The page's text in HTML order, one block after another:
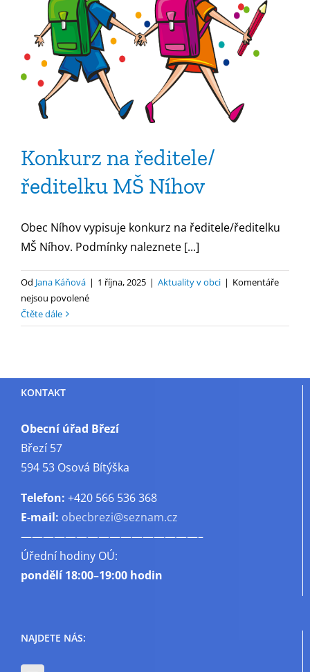
Konkurz na ředitele/
ředitelku MŠ Níhov
Obec Níhov vypisuje konkurz na ředitele/ředitelku
MŠ Níhov. Podmínky naleznete [...]
Od Jana Káňová | 1 října, 2025 | Aktuality v obci | Komentáře
nejsou povolenéu
s
na
MŠ
Čtěte dále
KONTAKT
Obecní úřad Březí
Březí 57
594 53 Osová Bítýška
Telefon: +420 566 536 368
E-mail: obecbrezi@seznam.cz
————————————————–
Úřední hodiny OÚ:
pondělí18:00–19:00 hodin
NAJDETE NÁS: